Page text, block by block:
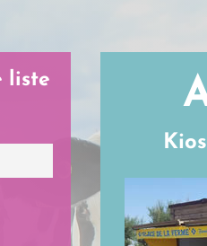
liste